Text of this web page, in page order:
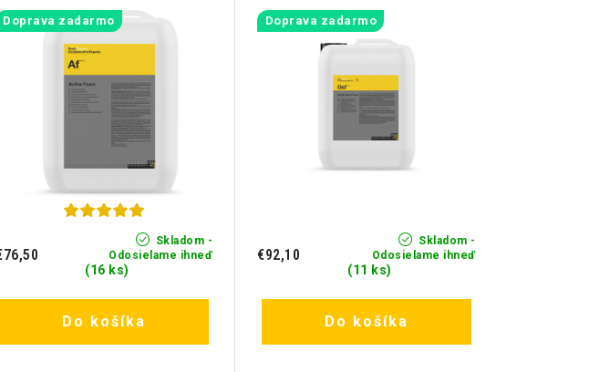
Doprava zadarmo
Skladom -
Odosielame ihneď
(16 ks)
Do košíka
Doprava zadarmo
Skladom -
Odosielame ihneď
(11 ks)
€92,10
Do košíka